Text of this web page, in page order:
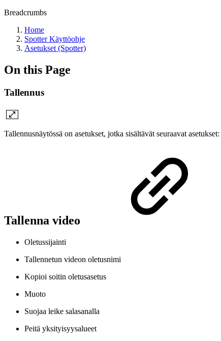
Breadcrumbs
Home
Spotter Käyttöohje
Asetukset (Spotter)
On this Page
Tallennus
Tallennusnäytössä on asetukset, jotka sisältävät seuraavat asetukset:
Tallenna video
Oletussijainti
Tallennetun videon oletusnimi
Kopioi soitin oletusasetus
Muoto
Suojaa leike salasanalla
Peitä yksityisyysalueet